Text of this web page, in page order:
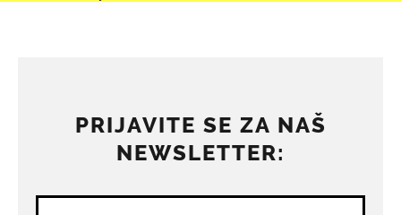
PRIJAVITE SE ZA NAŠ
NEWSLETTER: